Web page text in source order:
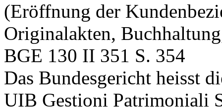
(Eröffnung der
Originalakten,
BGE 130 II 351 S. 354
Das Bundesgericht heisst
UIB Gestioni Patrimoniali